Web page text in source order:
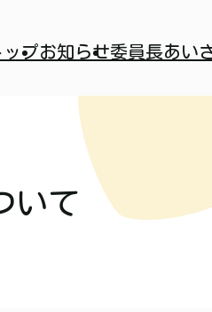
ップお知らせ委員長あい
いて